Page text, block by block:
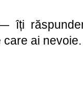
îți
care ai nevoie.